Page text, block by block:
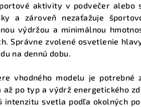
aktivity v podvečer alebo
a zároveň nezaťažuje
výdržou a minimálnou
Správne zvolené osvetlenie
na dennú dobu.
vhodného modelu je
až po typ a výdrž energetického
intenzitu svetla podľa okolných